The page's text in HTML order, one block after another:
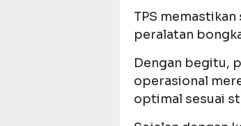
TPS
peralatan
Dengan begitu,
operasional
optimal sesuai